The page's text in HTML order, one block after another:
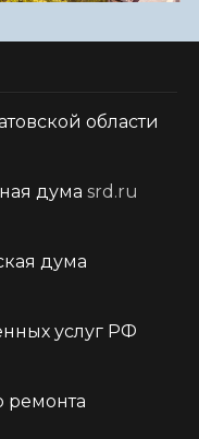
области
дума srd.ru
дума
услуг РФ
ремонта